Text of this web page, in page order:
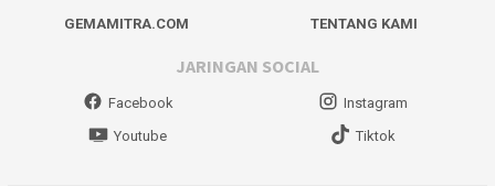
GEMAMITRA.COM
TENTANG KAMI
JARINGAN SOCIAL
Facebook
Instagram
Youtube
Tiktok